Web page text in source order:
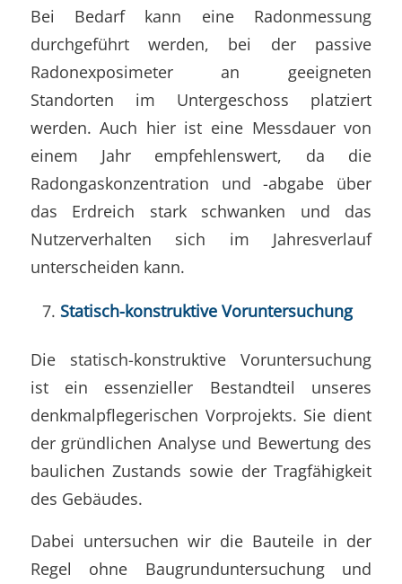
Bei Bedarf kann eine Radonmessung
durchgeführt werden, bei der passive
Radonexposimeter an geeigneten
Standorten im Untergeschoss platziert
werden. Auch hier ist eine Messdauer von
einem Jahr empfehlenswert, da die
Radongaskonzentration und -abgabe über
das Erdreich stark schwanken und das
Nutzerverhalten sich im Jahresverlauf
unterscheiden kann.
Statisch-konstruktive Voruntersuchung
Die statisch-konstruktive Voruntersuchung
ist ein essenzieller Bestandteil unseres
denkmalpflegerischen Vorprojekts. Sie dient
der gründlichen Analyse und Bewertung des
baulichen Zustands sowie der Tragfähigkeit
des Gebäudes.
Dabei untersuchen wir die Bauteile in der
Regel ohne Baugrunduntersuchung und